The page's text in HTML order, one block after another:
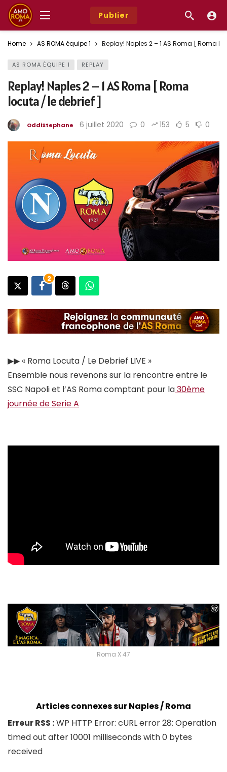
Publier
Home AS ROMA équipe 1 Replay! Naples 2 – 1 AS Roma [ Roma
AS ROMA ÉQUIPE 1 REPLAY
Replay! Naples 2 – 1 AS Roma [ Roma
locuta / le debrief ]
OddiStephane 6 juillet 2020 0 153 5 0
2
▶︎▶︎ « Roma Locuta / Le Debrief LIVE »
Ensemble nous revenons sur la rencontre entre le
SSC Napoli et l’AS Roma comptant pour la30ème
journée de Serie A
Roma X 47
Articles connexes sur Naples / Roma
Erreur RSS :WP HTTP Error: cURL error 28: Operation
timed out after 10001 milliseconds with 0 bytes
received